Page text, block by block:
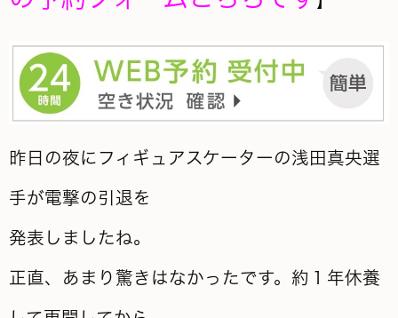
昨日の夜にフィギュアスケーターの浅田真央選
手が電撃の引退を
発表しましたね。
正直、あまり驚きはなかったです。約１年休養